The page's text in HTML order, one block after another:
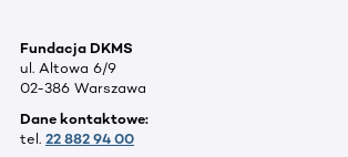
Fundacja DKMS
ul. Altowa 6/9
02-386 Warszawa
Dane kontaktowe:
tel. 22 882 94 00